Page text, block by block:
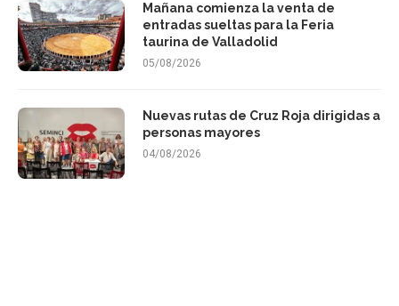
Mañana comienza la venta de
entradas sueltas para la Feria
taurina de Valladolid
05/08/2026
Nuevas rutas de Cruz Roja dirigidas a
personas mayores
04/08/2026